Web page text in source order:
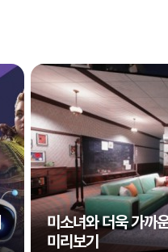
미소녀와 더욱 가까
미리보기